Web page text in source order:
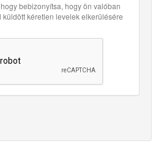
bebizonyítsa, hogy ön valóban
kéretlen levelek elkerülésére